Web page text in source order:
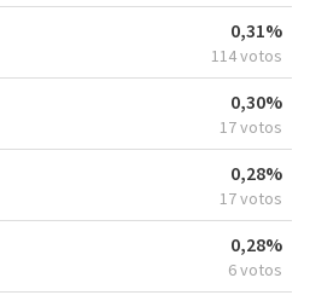
0,31%
114 votos
0,30%
17 votos
0,28%
17 votos
0,28%
6 votos